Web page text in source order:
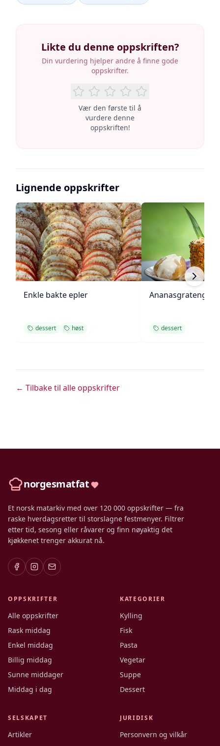
Likte du denne oppskriften?
Din vurdering hjelper andre å finne gode
oppskrifter.
Vær den første til å
vurdere denne
oppskriften!
Lignende oppskrifter
Enkle bakte epler
dessert høst
Ananasgrateng
dessert
← Tilbake til alle oppskrifter
norgesmatfat
Et norsk matarkiv med over 120 000 oppskrifter — fra
raske hverdagsretter til storslagne festmenyer. Filtrer
etter tid, sesong eller råvarer og finn nøyaktig det
kjøkkenet trenger akkurat nå.
OPPSKRIFTER
Alle oppskrifter
Rask middag
Enkel middag
Billig middag
Sunne middager
Middag i dag
KATEGORIER
Kylling
Fisk
Pasta
Vegetar
Suppe
Dessert
SELSKAPET
Artikler
JURIDISK
Personvern og vilkår